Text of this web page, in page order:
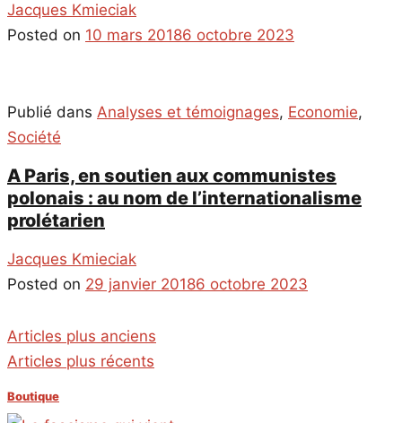
Jacques Kmieciak
Posted on 10 mars 20186 octobre 2023
Publié dans Analyses et témoignages, Economie,
Société
A Paris, en soutien aux communistes
polonais : au nom de l’internationalisme
prolétarien
Jacques Kmieciak
Posted on 29 janvier 20186 octobre 2023
Navigation
des
Articles plus anciens
Articles plus récents
Boutique